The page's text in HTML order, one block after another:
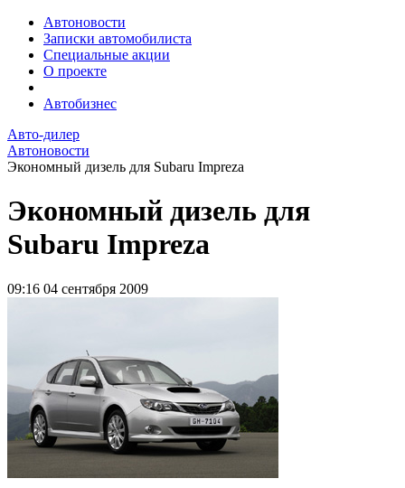
Автоновости
Записки автомобилиста
Специальные акции
О проекте
Автобизнес
Авто-дилер
Автоновости
Экономный дизель для Subaru Impreza
Экономный дизель для
Subaru Impreza
09:16 04 сентября 2009